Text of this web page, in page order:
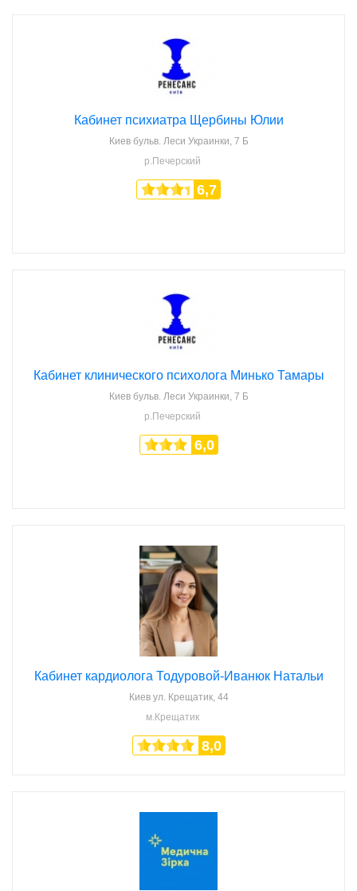
Кабинет психиатра Щербины Юлии
Киев бульв. Леси Украинки, 7 Б
р.Печерский
6,7
Кабинет клинического психолога Минько Тамары
Киев бульв. Леси Украинки, 7 Б
р.Печерский
6,0
Кабинет кардиолога Тодуровой-Иванюк Натальи
Киев ул. Крещатик, 44
м.Крещатик
8,0